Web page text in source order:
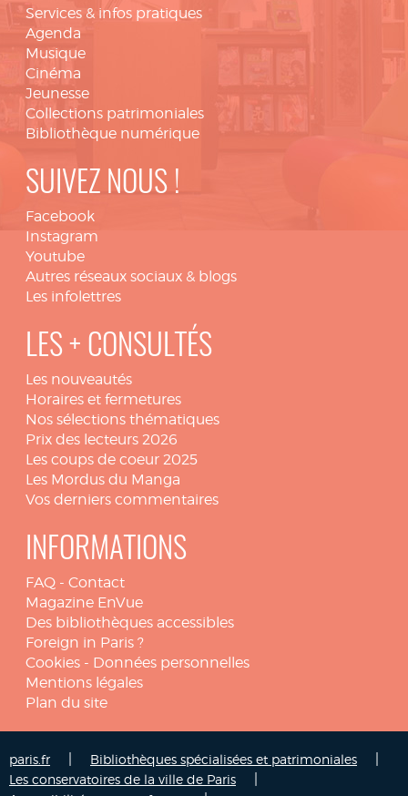
Services & infos pratiques
Agenda
Musique
Cinéma
Jeunesse
Collections patrimoniales
Bibliothèque numérique
SUIVEZ NOUS !
Facebook
Instagram
Youtube
Autres réseaux sociaux & blogs
Les infolettres
LES + CONSULTÉS
Les nouveautés
Horaires et fermetures
Nos sélections thématiques
Prix des lecteurs 2026
Les coups de coeur 2025
Les Mordus du Manga
Vos derniers commentaires
INFORMATIONS
FAQ - Contact
Magazine EnVue
Des bibliothèques accessibles
Foreign in Paris ?
Cookies - Données personnelles
Mentions légales
Plan du site
paris.fr Bibliothèques spécialisées et patrimoniales
Les conservatoires de la ville de Paris